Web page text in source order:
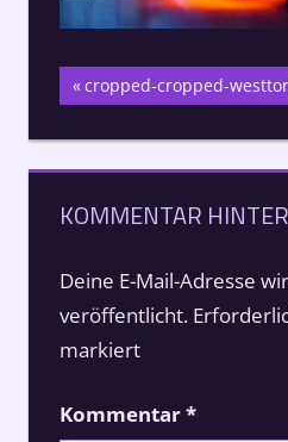
Vorheriger
Beitrag:
cropped-cropped-
KOMMENTAR
Deine E-Mail-Adresse
veröffentlicht.
markiert
Kommentar*